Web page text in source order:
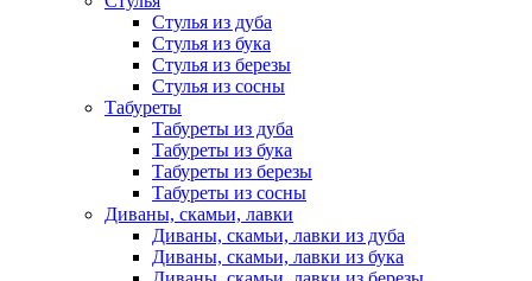
Стулья из дуба
Стулья из бука
Стулья из березы
Стулья из сосны
Табуреты
Табуреты из дуба
Табуреты из бука
Табуреты из березы
Табуреты из сосны
Диваны, скамьи, лавки
Диваны, скамьи, лавки из дуба
Диваны, скамьи, лавки из бука